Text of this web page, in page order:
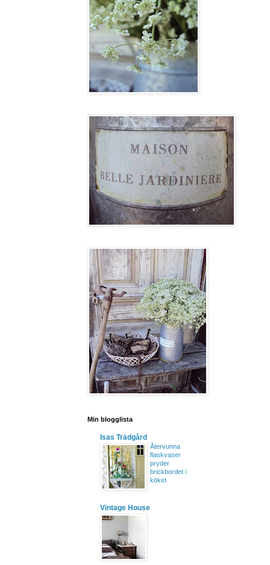
Min blogglista
Isas Trädgård
Återvunna
flaskvaser
pryder
brickbordet i
köket
Vintage House